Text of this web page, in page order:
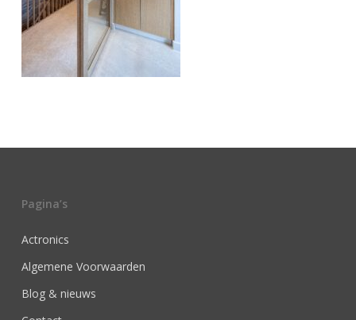
Pagina’s
Actronics
Algemene Voorwaarden
Blog & nieuws